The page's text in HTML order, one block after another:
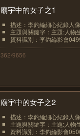
廟宇中的女子之1
描述：李釣綸細心紀錄人
主題與關鍵字：主題:人物
資料識別：李釣綸影會
362/9656
廟宇中的女子之2
描述：李釣綸細心紀錄人
主題與關鍵字：主題:人物
資料識別：李釣綸影會